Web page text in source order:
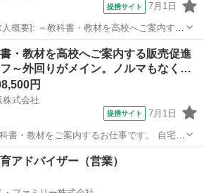
提携サイト 7月1日
がメイン。ノルマもなく安心して働けま
中！子育て中の方も無理なく働ける環境◎
・教材を高校へご案内する販売促進
～外回りがメイン。ノルマもなく…
円
株式会社
提携サイト 7月1日
書・教材をご案内するお仕事です。 自宅→
1日4校程度、年間の活動日数は150日程
は活動ナシ 給与・報酬については、活動経
...
アドバイザー（営業）